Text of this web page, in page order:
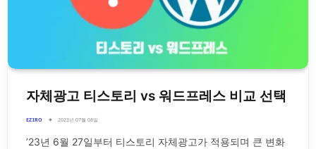
자체광고 티스토리 vs 워드프레스 비교 선택
EZIRO 2023년 07월 08일
’23년 6월 27일부터 티스토리 자체광고가 적용되며 큰 변화